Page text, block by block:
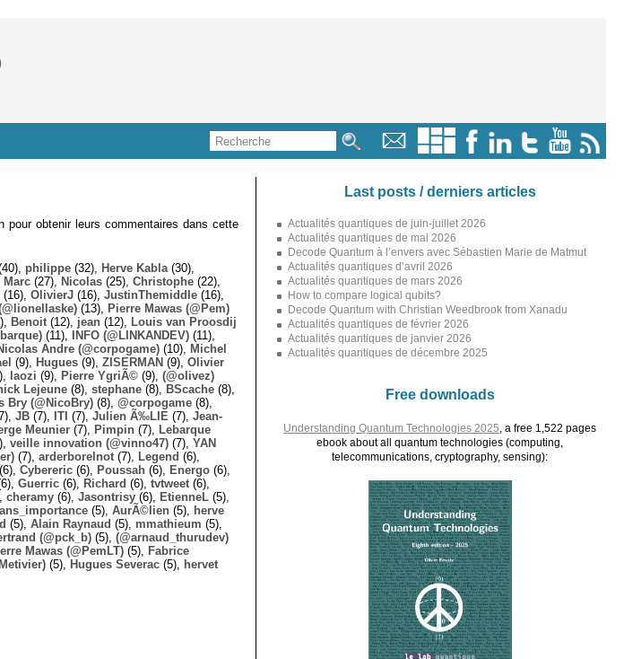
pour obtenir leurs commentaires dans cette
philippe (32), Herve Kabla (30),
Marc (27), Nicolas (25), Christophe (22),
(16), OlivierJ (16), JustinThemiddle (16),
(13),
Pierre Mawas (@Pem)
Benoit (12), jean (12),
Louis van Proosdij
(11), INFO (@LINKANDEV) (11),
Andre (@corpogame) (10),
Michel
(9), Hugues (9), ZISERMAN (9), Olivier
laozi (9), Pierre YgriÃ© (9), (@olivez)
Lejeune (8), stephane (8), BScache (8),
Bry (@NicoBry) (8), @corpogame (8),
JB (7), ITI (7), Julien Ã‰LIE (7), Jean-
Meunier (7), Pimpin (7),
Lebarque
veille innovation (@vinno47) (7), YAN
(7), arderborelnot (7), Legend (6),
(6), Cybereric (6), Poussah (6), Energo (6),
Guerric (6), Richard (6), tvtweet (6),
cheramy (6), Jasontrisy (6), EtienneL (5),
(5), AurÃ©lien (5),
herve
(5), Alain Raynaud (5), mmathieum (5),
(@pck_b) (5), (@arnaud_thurudev)
Mawas (@PemLT) (5),
Fabrice
(5), Hugues Severac (5),
hervet
Last posts / derniers articles
Actualités quantiques de juin-juillet 2026
Actualités quantiques de mai 2026
Decode Quantum à l’envers avec Sébastien Marie de Matmut
Actualités quantiques d’avril 2026
Actualités quantiques de mars 2026
How to compare logical qubits?
Decode Quantum with Christian Weedbrook from Xanadu
Actualités quantiques de février 2026
Actualités quantiques de janvier 2026
Actualités quantiques de décembre 2025
Free downloads
Understanding Quantum Technologies 2025 , a free 1,522 pages
ebook about all quantum technologies (computing,
telecommunications, cryptography, sensing):